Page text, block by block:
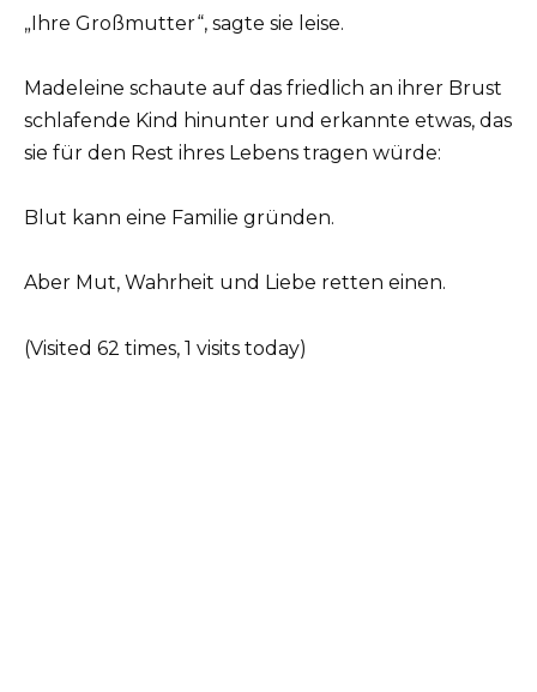
„Ihre Großmutter“, sagte sie leise.
Madeleine schaute auf das friedlich an ihrer Brust
schlafende Kind hinunter und erkannte etwas, das
sie für den Rest ihres Lebens tragen würde:
Blut kann eine Familie gründen.
Aber Mut, Wahrheit und Liebe retten einen.
(Visited 62 times, 1 visits today)